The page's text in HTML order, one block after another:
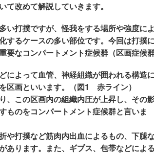
改めて解説していきます。
い打撲ですが、怪我をする場所や強度に
するケースの多い部位です。今回は打撲
要なコンパートメント症候群（区画症候
によって血管、神経組織が囲われる構造に
区画といいます。（図1 赤ライン）
、この区画内の組織内圧が上昇し、その
ものをコンパートメント症候群と言いま
や打撲など筋肉内出血によるもの、下腿
あります。また、ギプス、包帯などによる